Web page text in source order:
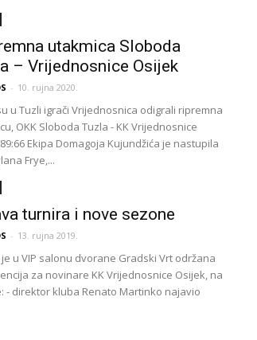
utakmica Sloboda
– Vrijednosnice Osijek
- 10. rujna 2020.
u Tuzli igrači Vrijednosnica odigrali ripremna
OKK Sloboda Tuzla - KK Vrijednosnice
Ekipa Domagoja Kujundžića je nastupila
Frye,...
turnira i nove sezone
- 13. rujna 2019.
u VIP salonu dvorane Gradski Vrt održana
za novinare KK Vrijednosnice Osijek, na
- direktor kluba Renato Martinko najavio